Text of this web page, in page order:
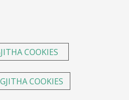
COOKIES
COOKIES